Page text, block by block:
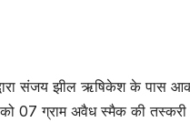
संजय झील ऋषिकेश के पास
07 ग्राम अवैध स्मैक की तस्करी